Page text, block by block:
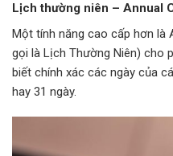
Lịch thường niên – Annual
Một tính năng cao cấp hơn là
gọi là Lịch Thường Niên) cho
biết chính xác các ngày của
hay 31 ngày.